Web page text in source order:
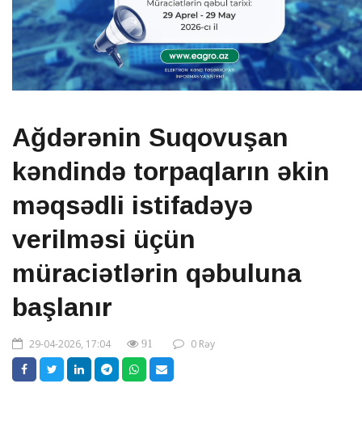
Ağdərənin Suqovuşan
kəndində torpaqların əkin
məqsədli istifadəyə
verilməsi üçün
müraciətlərin qəbuluna
başlanır
29-04-2026, 17:04 91 0 Rəy